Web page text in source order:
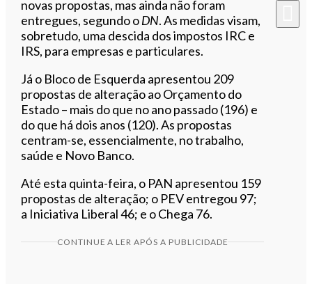
novas propostas, mas ainda não foram
entregues, segundo oDN. As medidas visam,
sobretudo, uma descida dos impostos IRC e
IRS, para empresas e particulares.
Já o Bloco de Esquerda apresentou 209
propostas de alteração ao Orçamento do
Estado – mais do que no ano passado (196) e
do que há dois anos (120). As propostas
centram-se, essencialmente, no trabalho,
saúde e Novo Banco.
Até esta quinta-feira, o PAN apresentou 159
propostas de alteração; o PEV entregou 97;
a Iniciativa Liberal 46; e o Chega 76.
CONTINUE A LER APÓS A PUBLICIDADE